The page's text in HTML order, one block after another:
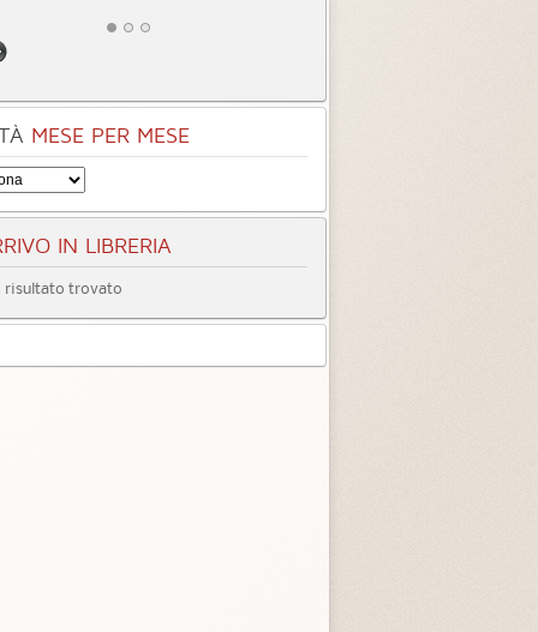
MESE PER MESE
IN LIBRERIA
risultato trovato